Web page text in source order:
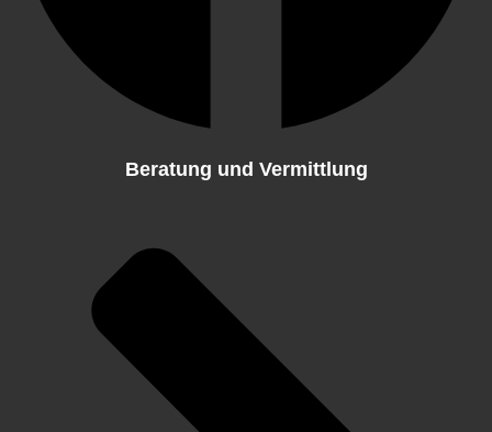
Beratung und Vermittlung